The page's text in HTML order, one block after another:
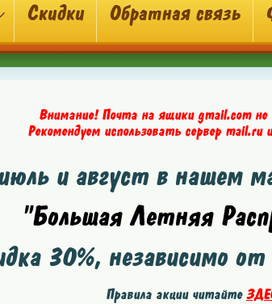
Скидки Обратная связь
Внимание! Почта на ящики gmail.com не
Рекомендуем использовать сервер mail.ru
и август в нашем
"Большая Летняя
30%, независимо
Правила акции читайте